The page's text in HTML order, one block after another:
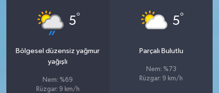
5°
Bölgesel düzensiz yağmur
yağışlı
Nem: %69
Rüzgar: 9 km/h
5°
Parçalı Bulutlu
Nem: %73
Rüzgar: 9 km/h